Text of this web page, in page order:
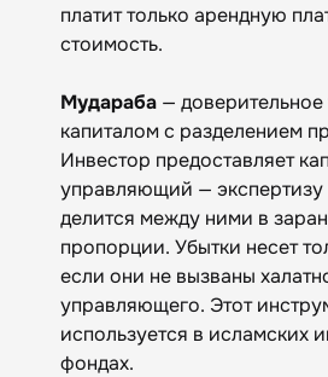
платит только арендную
стоимость.
Мудараба —
капиталом с разделением
Инвестор предоставляет
управляющий —
делится между ними в
пропорции. Убытки несет
если они не вызваны
управляющего. Этот
используется в исламских
фондах.